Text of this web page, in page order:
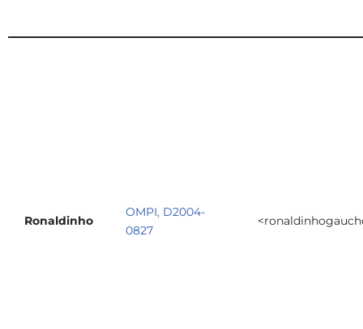
Ronaldinho
OMPI, D2004-
0827